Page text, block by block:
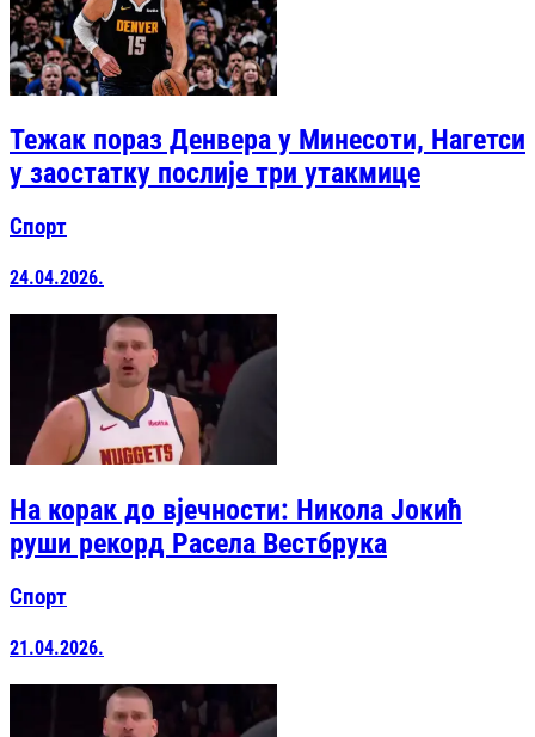
Тежак пораз Денвера у Минесоти, Нагетси
у заостатку послије три утакмице
Спорт
24.04.2026.
На корак до вјечности: Никола Јокић
руши рекорд Расела Вестбрука
Спорт
21.04.2026.